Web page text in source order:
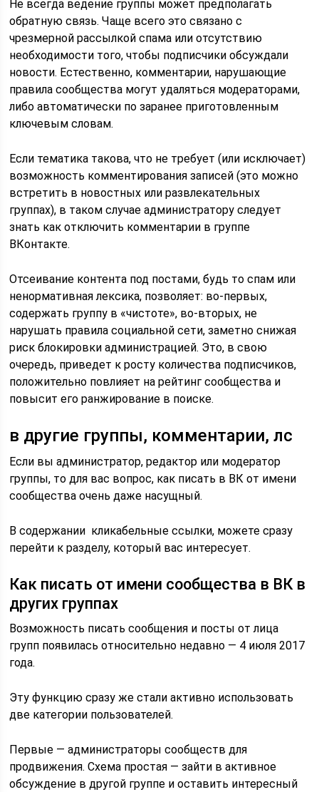
Не всегда ведение группы может предполагать
обратную связь. Чаще всего это связано с
чрезмерной рассылкой спама или отсутствию
необходимости того, чтобы подписчики обсуждали
новости. Естественно, комментарии, нарушающие
правила сообщества могут удаляться модераторами,
либо автоматически по заранее приготовленным
ключевым словам.
Если тематика такова, что не требует (или исключает)
возможность комментирования записей (это можно
встретить в новостных или развлекательных
группах), в таком случае администратору следует
знать как отключить комментарии в группе
ВКонтакте.
Отсеивание контента под постами, будь то спам или
ненормативная лексика, позволяет: во-первых,
содержать группу в «чистоте», во-вторых, не
нарушать правила социальной сети, заметно снижая
риск блокировки администрацией. Это, в свою
очередь, приведет к росту количества подписчиков,
положительно повлияет на рейтинг сообщества и
повысит его ранжирование в поиске.
в другие группы, комментарии, лс
Если вы администратор, редактор или модератор
группы, то для вас вопрос, как писать в ВК от имени
сообщества очень даже насущный.
В содержании кликабельные ссылки, можете сразу
перейти к разделу, который вас интересует.
Как писать от имени сообщества в ВК в
других группах
Возможность писать сообщения и посты от лица
групп появилась относительно недавно — 4 июля 2017
года.
Эту функцию сразу же стали активно использовать
две категории пользователей.
Первые — администраторы сообществ для
продвижения. Схема простая — зайти в активное
обсуждение в другой группе и оставить интересный